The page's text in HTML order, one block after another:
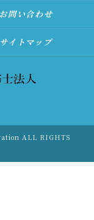
お問い合わせ
サイトマップ
ALL RIGHTS